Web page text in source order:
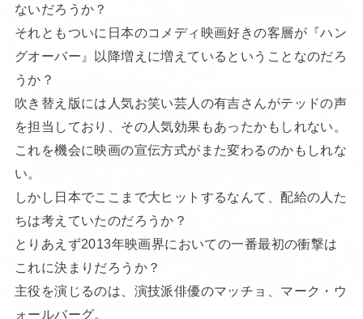
ないだろうか？
それともついに日本のコメディ映画好きの客層が『ハン
グオーバー』以降増えに増えているということなのだろ
うか？
吹き替え版には人気お笑い芸人の有吉さんがテッドの声
を担当しており、その人気効果もあったかもしれない。
これを機会に映画の宣伝方式がまた変わるのかもしれな
い。
しかし日本でここまで大ヒットするなんて、配給の人た
ちは考えていたのだろうか？
とりあえず2013年映画界においての一番最初の衝撃は
これに決まりだろうか？
主役を演じるのは、演技派俳優のマッチョ、マーク・ウ
ォールバーグ。